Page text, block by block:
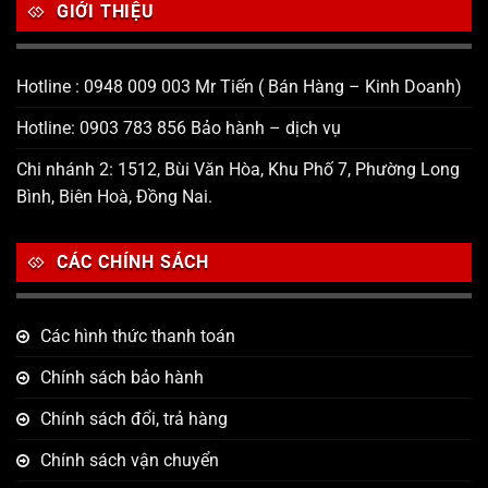
GIỚI THIỆU
Hotline : 0948 009 003 Mr Tiến ( Bán Hàng – Kinh Doanh)
Hotline: 0903 783 856 Bảo hành – dịch vụ
Chi nhánh 2: 1512, Bùi Văn Hòa, Khu Phố 7, Phường Long
Bình, Biên Hoà, Đồng Nai.
CÁC CHÍNH SÁCH
Các hình thức thanh toán
Chính sách bảo hành
Chính sách đổi, trả hàng
Chính sách vận chuyển